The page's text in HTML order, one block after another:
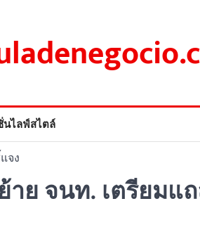
นไลฟ์สไตล์
จง
ย จนท. เตรียมแ